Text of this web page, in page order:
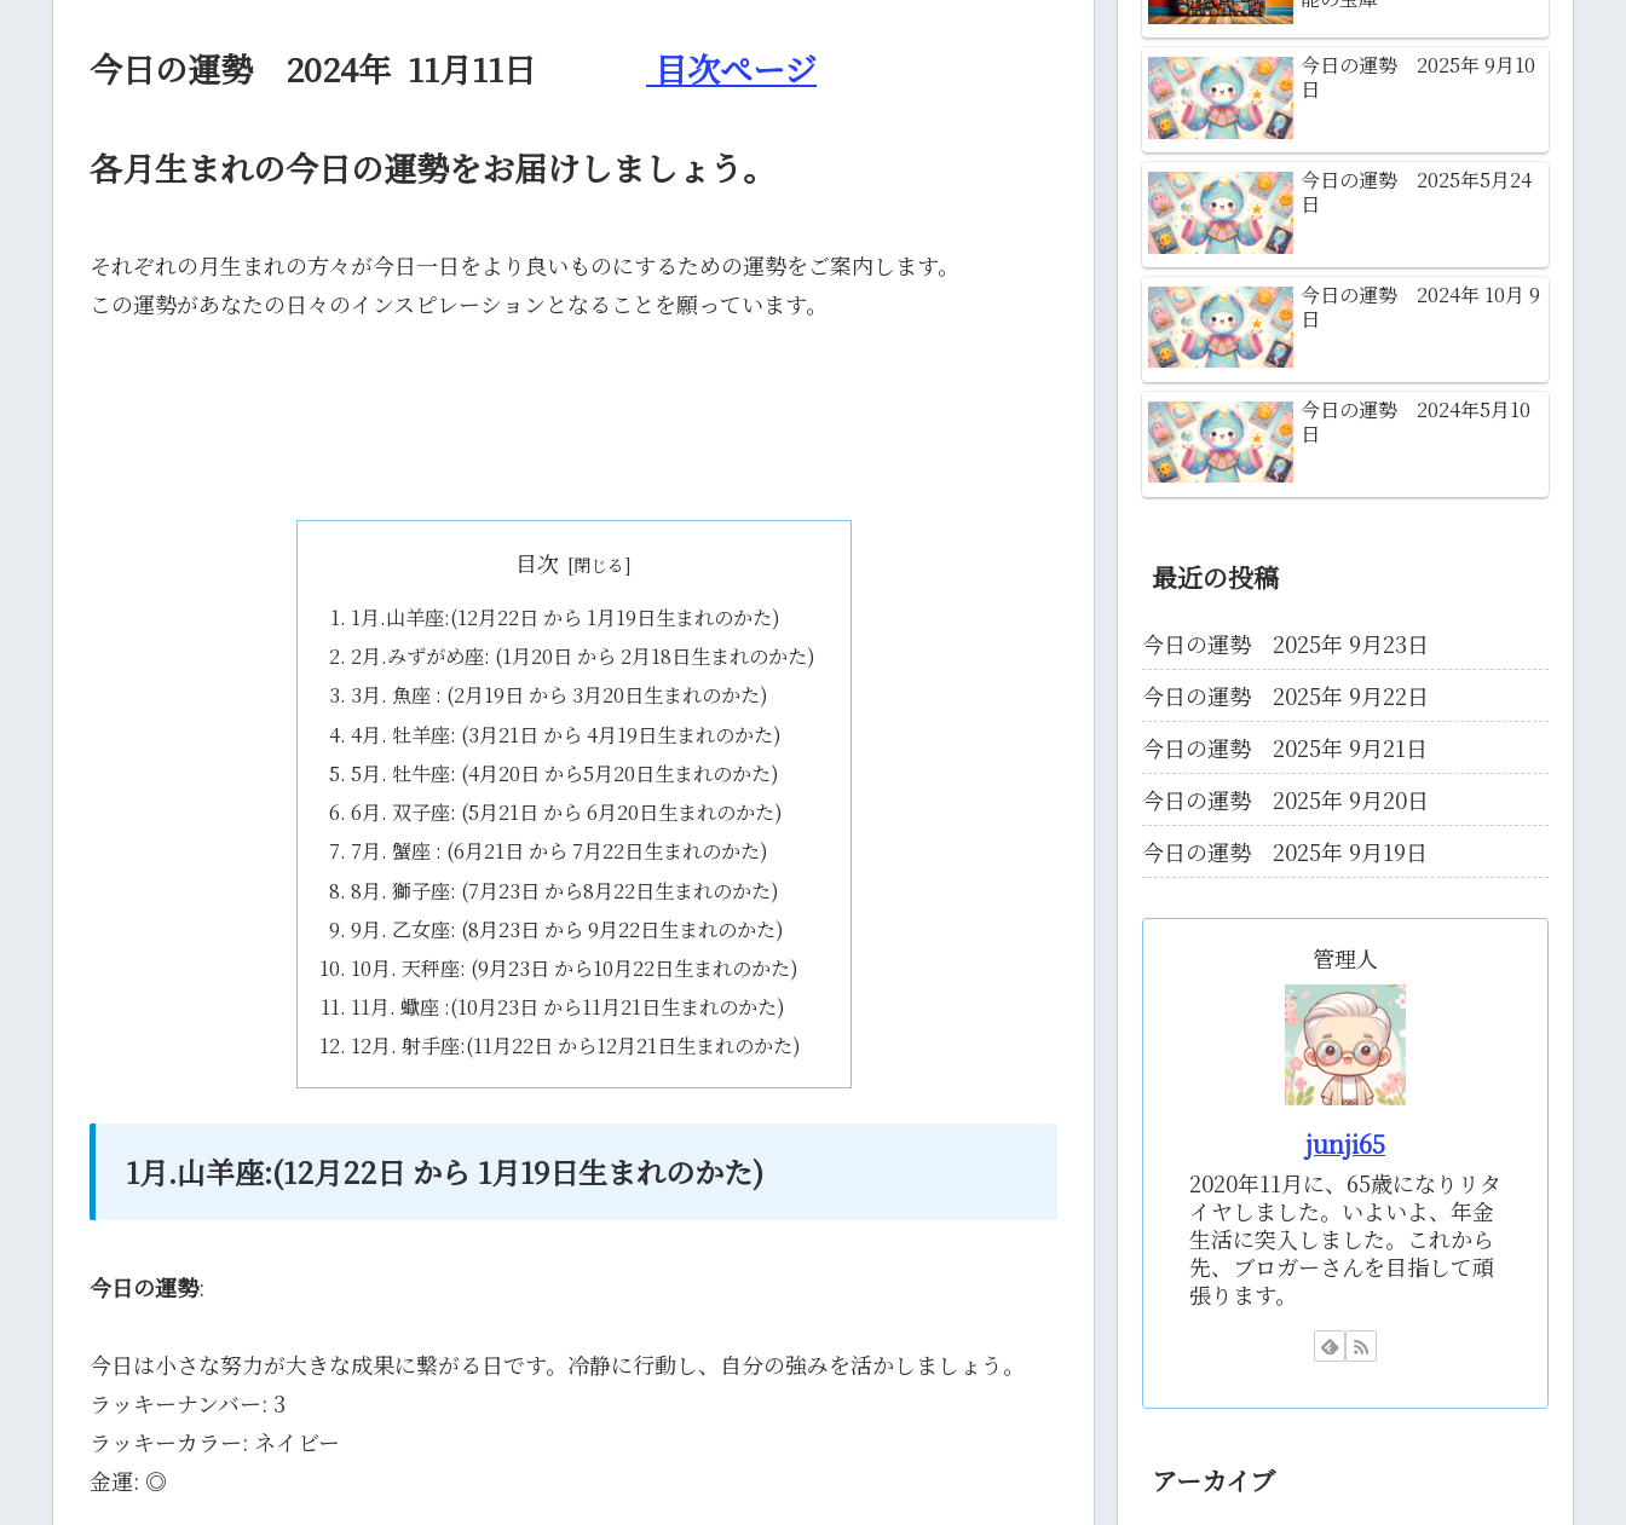
今日の運勢 2024年 11月11日 目次ぺージ
各月生まれの今日の運勢をお届けしましょう。
それぞれの月生まれの方々が今日一日をより良いものにするための運勢をご案内します。
この運勢があなたの日々のインスピレーションとなることを願っています。
目次
1月.山羊座:(12月22日 から 1月19日生まれのかた)
2月.みずがめ座: (1月20日 から 2月18日生まれのかた)
3月. 魚座 : (2月19日 から 3月20日生まれのかた)
4月. 牡羊座: (3月21日 から 4月19日生まれのかた)
5月. 牡牛座: (4月20日 から5月20日生まれのかた)
6月. 双子座: (5月21日 から 6月20日生まれのかた)
7月. 蟹座 : (6月21日 から 7月22日生まれのかた)
8月. 獅子座: (7月23日 から8月22日生まれのかた)
9月. 乙女座: (8月23日 から 9月22日生まれのかた)
10月. 天秤座: (9月23日 から10月22日生まれのかた)
11月. 蠍座 :(10月23日 から11月21日生まれのかた)
12月. 射手座:(11月22日 から12月21日生まれのかた)
1月.山羊座:(12月22日 から 1月19日生まれのかた)
今日の運勢:
今日は小さな努力が大きな成果に繋がる日です。冷静に行動し、自分の強みを活かしましょう。
ラッキーナンバー: 3
ラッキーカラー: ネイビー
金運: ◎
今日の運勢 2025年 9月10
日
今日の運勢 2025年5月24
日
今日の運勢 2024年 10月 9
日
今日の運勢 2024年5月10
日
最近の投稿
今日の運勢 2025年 9月23日
今日の運勢 2025年 9月22日
今日の運勢 2025年 9月21日
今日の運勢 2025年 9月20日
今日の運勢 2025年 9月19日
管理人
junji65
2020年11月に、65歳になりリタ
イヤしました。いよいよ、年金
生活に突入しました。これから
先、ブロガーさんを目指して頑
張ります。
アーカイブ